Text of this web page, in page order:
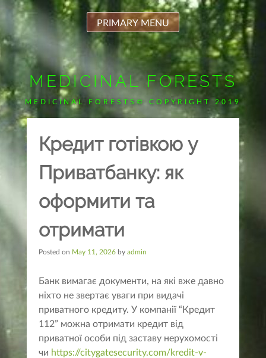
Skip
content
MEDICINAL FORESTS
MEDICINAL FORESTS© COPYRIGHT 2019
PRIMARY MENU
Кредит готівкою у
Приватбанку: як
оформити та
отримати
Posted on May 11, 2026by admin
Банк вимагає документи, на які вже давно
ніхто не звертає уваги при видачі
приватного кредиту. У компанії “Кредит
112” можна отримати кредит від
приватної особи під заставу нерухомості
чи https://citygatesecurity.com/kredit-v-